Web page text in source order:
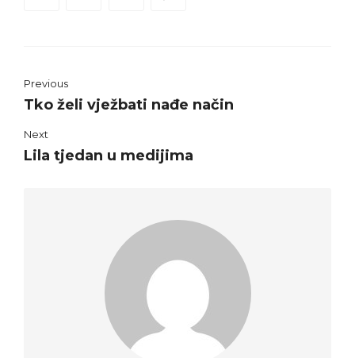
Previous
Tko želi vježbati nađe način
Next
Lila tjedan u medijima